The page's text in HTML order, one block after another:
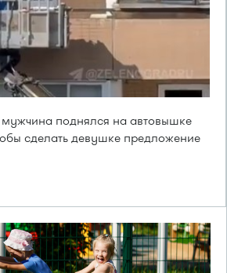
поднялся на автовышке
сделать девушке предложение